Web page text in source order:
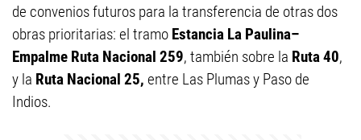
de convenios futuros para la transferencia de otras dos
obras prioritarias: el tramo Estancia La Paulina–
Empalme Ruta Nacional 259, también sobre la Ruta 40,
y la Ruta Nacional 25, entre Las Plumas y Paso de
Indios.